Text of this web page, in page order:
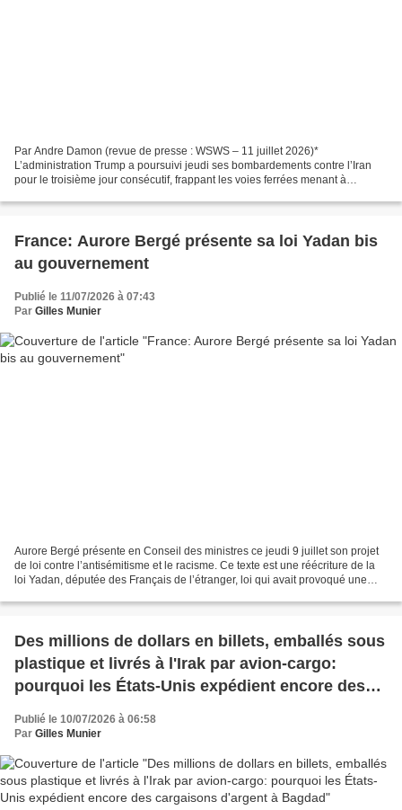
Par Andre Damon (revue de presse : WSWS – 11 juillet 2026)*
L’administration Trump a poursuivi jeudi ses bombardements contre l’Iran
pour le troisième jour consécutif, frappant les voies ferrées menant à
France: Aurore Bergé présente sa loi Yadan bis
au gouvernement
Publié le 11/07/2026 à 07:43
Par Gilles Munier
Aurore Bergé présente en Conseil des ministres ce jeudi 9 juillet son projet
de loi contre l’antisémitisme et le racisme. Ce texte est une réécriture de la
loi Yadan, députée des Français de l’étranger, loi qui avait provoqué une
Des millions de dollars en billets, emballés sous
plastique et livrés à l'Irak par avion-cargo:
pourquoi les États-Unis expédient encore des
cargaisons d'argent à Bagdad
Publié le 10/07/2026 à 06:58
Par Gilles Munier